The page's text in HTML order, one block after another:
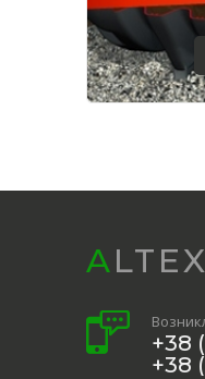
ALTEX
+38
+38